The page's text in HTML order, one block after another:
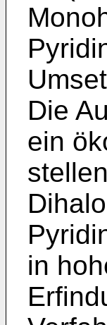
Die
ein
in